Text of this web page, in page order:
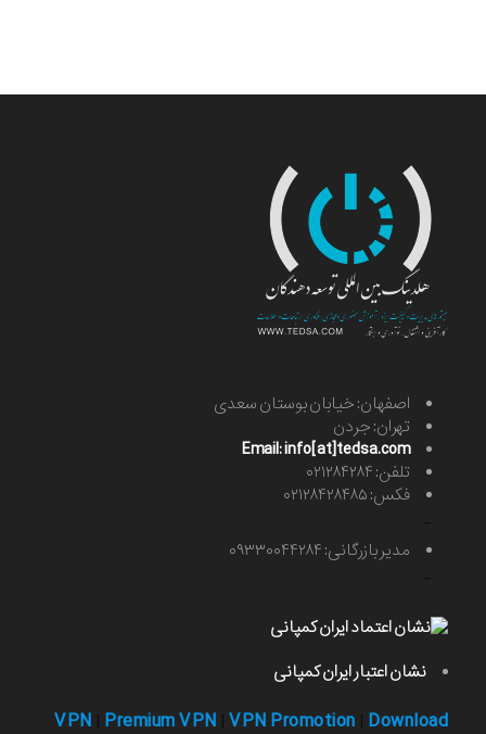
اصفهان: خیابان بوستان سعدی
تهران: جردن
Email: info[at]tedsa.com
تلفن: ۰۲۱۲۸۴۲۸۴
فکس: ۰۲۱۲۸۴۲۸۴۸۵
مدیر بازرگانی: ۰۹۳۳۰۰۴۴۲۸۴
نشان اعتبار ایران کمپانی
VPN Premium VPN VPN Promotion Download